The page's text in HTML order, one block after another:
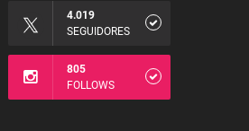
4.019
SEGUIDORES
805
FOLLOWS